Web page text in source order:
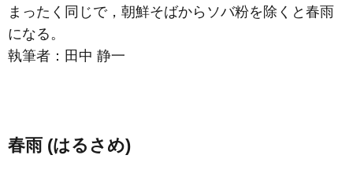
まったく同じで，朝鮮そばからソバ粉を除くと春雨
になる。
執筆者： 田中 静一
春雨 (はるさめ)